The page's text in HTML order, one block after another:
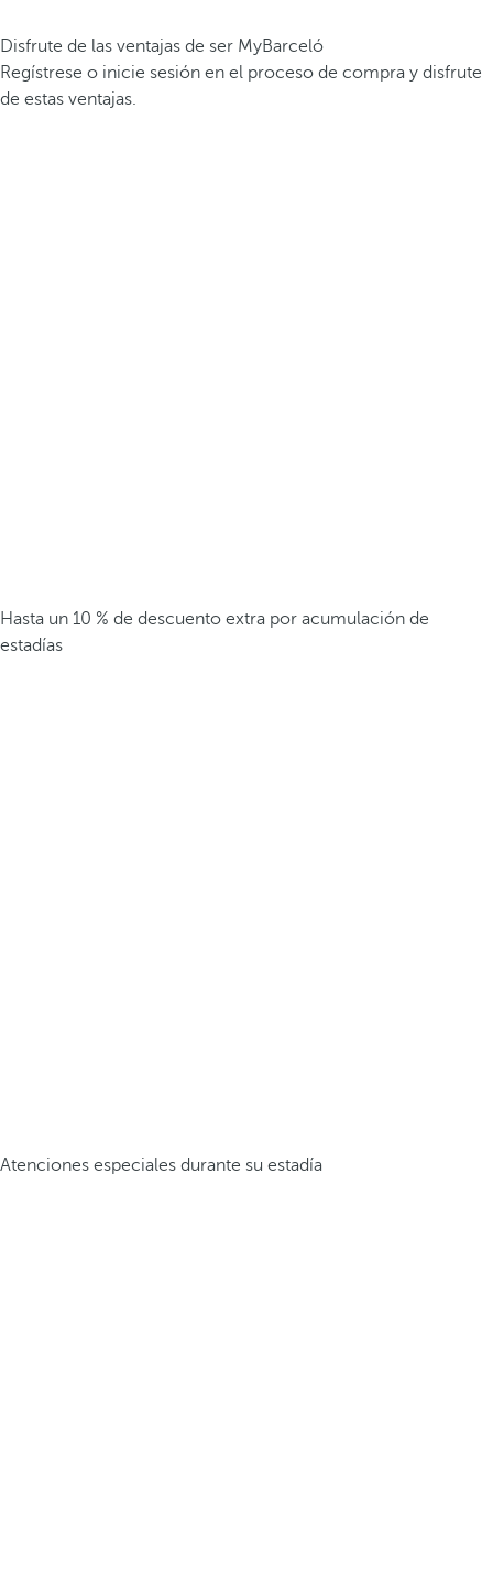
Disfrute de las ventajas de ser MyBarceló
Regístrese o inicie sesión en el proceso de compra y disfrute
de estas ventajas.
Hasta un 10 % de descuento extra por acumulación de
estadías
Atenciones especiales durante su estadía